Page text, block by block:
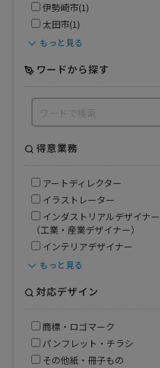
得意業界
不動産業
伊勢崎市(1)
太田市(1)
もっと見る
ワードから探す
得意業務
アートディレクター
イラストレーター
インダストリアルデザイナー
（工業・産業デザイナー）
インテリアデザイナー
もっと見る
対応デザイン
商標・ロゴマーク
パンフレット・チラシ
その他紙・冊子もの